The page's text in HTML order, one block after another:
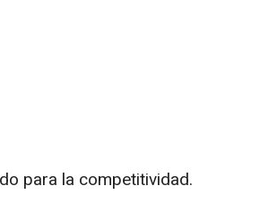
para la competitividad.